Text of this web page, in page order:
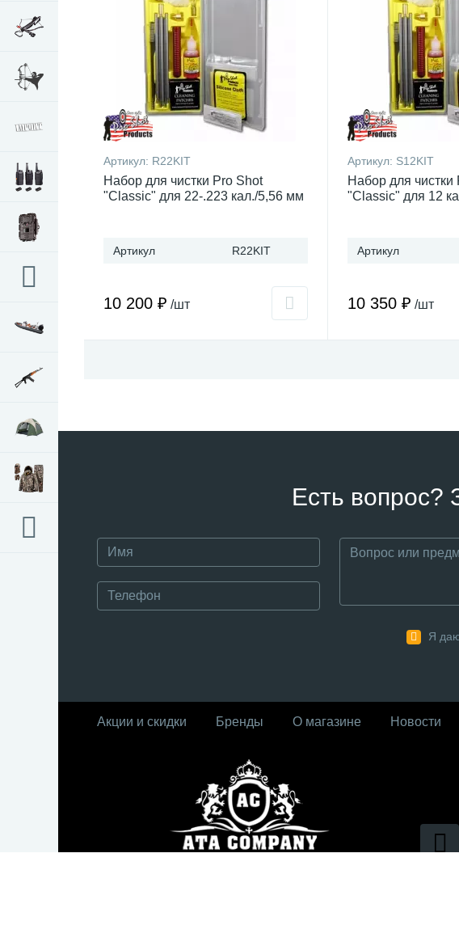
Артикул: R22KIT
Набор для чистки Pro Shot
"Classic" для 22-.223 кал./5,56 мм
Артикул R22KIT
10 200 ₽ /шт
Артикул: S12KIT
Набор для чистки
"Classic" для 12
Артикул
10 350 ₽ /шт
Есть вопрос?
Я
Акции и скидки Бренды О магазине Новости